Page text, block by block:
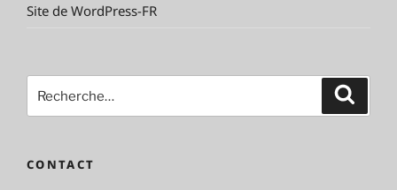
Site de WordPress-FR
pour
CONTACT